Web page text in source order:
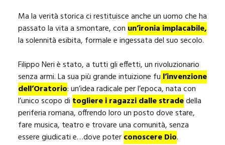
Ma la verità storica ci restituisce anche un uomo che ha
passato la vita a smontare, con un’ironia implacabile,
la solennità esibita, formale e ingessata del suo secolo.
Filippo Neri è stato, a tutti gli effetti, un rivoluzionario
senza armi. La sua più grande intuizione fu l’invenzione
dell’Oratorio: un’idea radicale per l’epoca, nata con
l’unico scopo di togliere i ragazzi dalle stradedella
periferia romana, offrendo loro un posto dove stare,
fare musica, teatro e trovare una comunità, senza
essere giudicati e…dove poterconoscere Dio.